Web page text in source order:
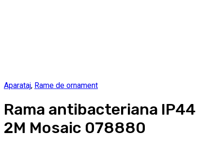
Aparataj, Rame de ornament
Rama antibacteriana IP44
2M Mosaic 078880